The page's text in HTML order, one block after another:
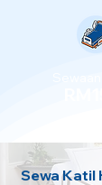
Sewa Katil